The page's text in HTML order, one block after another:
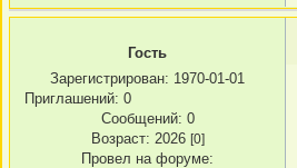
Гость
Зарегистрирован: 1970-01-01
Приглашений: 0
Сообщений: 0
Возраст: 2026 [0]
Провел на форуме: